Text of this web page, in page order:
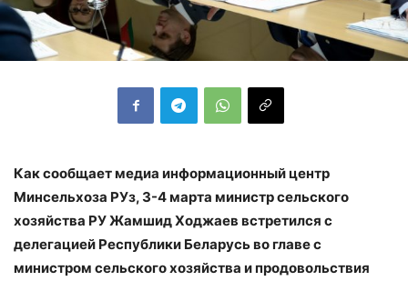
Как сообщает медиа информационный центр
Минсельхоза РУз, 3-4 марта министр сельского
хозяйства РУ Жамшид Ходжаев встретился с
делегацией Республики Беларусь во главе с
министром сельского хозяйства и продовольствия